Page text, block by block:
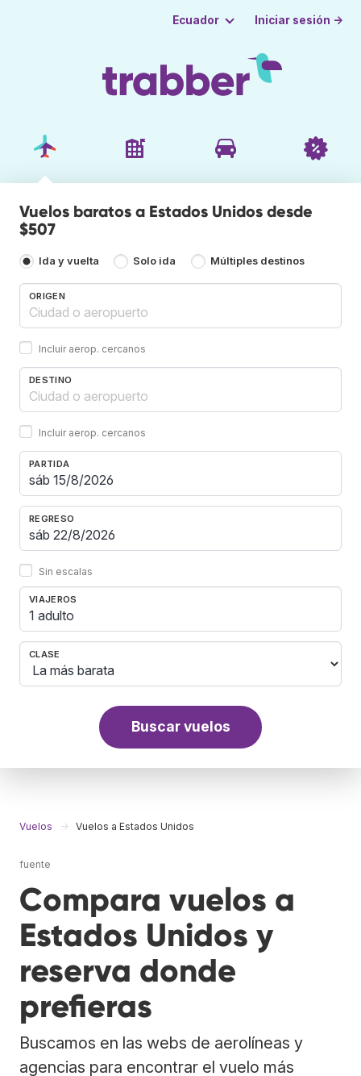
Ecuador Iniciar sesión →
Vuelos baratos a Estados Unidos desde
$507
Ida y vuelta Solo ida Múltiples destinos
ORIGEN
Incluir aerop. cercanos
DESTINO
Incluir aerop. cercanos
PARTIDA
REGRESO
Sin escalas
VIAJEROS
1 adulto
CLASE
Buscar vuelos
Vuelos Vuelos a Estados Unidos
fuente
Compara vuelos a
Estados Unidos y
reserva donde
prefieras
Buscamos en las webs de aerolíneas y
agencias para encontrar el vuelo más